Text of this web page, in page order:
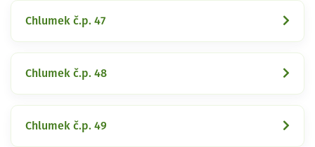
Chlumek č.p. 47
Chlumek č.p. 48
Chlumek č.p. 49